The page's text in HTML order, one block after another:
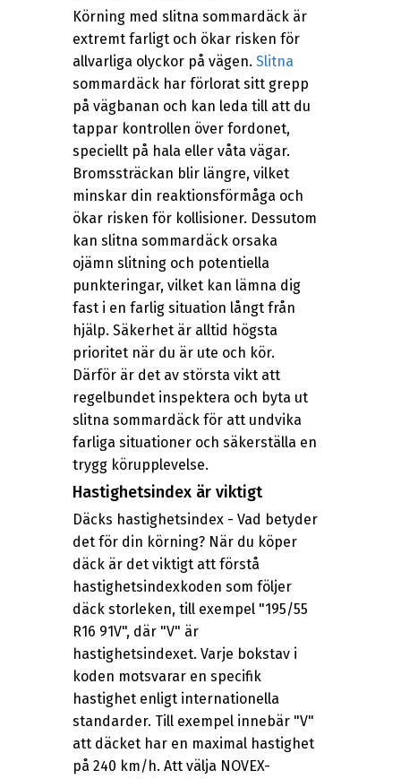
Körning med slitna sommardäck är
extremt farligt och ökar risken för
allvarliga olyckor på vägen. Slitna
sommardäck har förlorat sitt grepp
på vägbanan och kan leda till att du
tappar kontrollen över fordonet,
speciellt på hala eller våta vägar.
Bromssträckan blir längre, vilket
minskar din reaktionsförmåga och
ökar risken för kollisioner. Dessutom
kan slitna sommardäck orsaka
ojämn slitning och potentiella
punkteringar, vilket kan lämna dig
fast i en farlig situation långt från
hjälp. Säkerhet är alltid högsta
prioritet när du är ute och kör.
Därför är det av största vikt att
regelbundet inspektera och byta ut
slitna sommardäck för att undvika
farliga situationer och säkerställa en
trygg körupplevelse.
Hastighetsindex är viktigt
Däcks hastighetsindex - Vad betyder
det för din körning? När du köper
däck är det viktigt att förstå
hastighetsindexkoden som följer
däck storleken, till exempel "195/55
R16 91V", där "V" är
hastighetsindexet. Varje bokstav i
koden motsvarar en specifik
hastighet enligt internationella
standarder. Till exempel innebär "V"
att däcket har en maximal hastighet
på 240 km/h. Att välja NOVEX-